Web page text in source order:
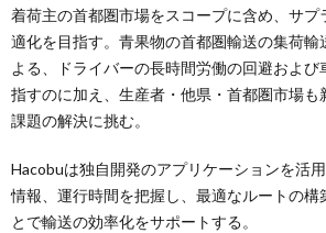
着荷主の首都圏市場をスコープに含め、サプ
適化を目指す。青果物の首都圏輸送の集荷輸
よる、ドライバーの長時間労働の回避および
指すのに加え、生産者・他県・首都圏市場も
課題の解決に挑む。
Hacobuは独自開発のアプリケーションを活
情報、運行時間を把握し、最適なルートの構
とで輸送の効率化をサポートする。